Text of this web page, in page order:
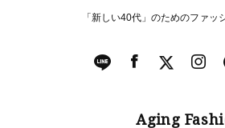
「新しい40代」のためのファ
Aging